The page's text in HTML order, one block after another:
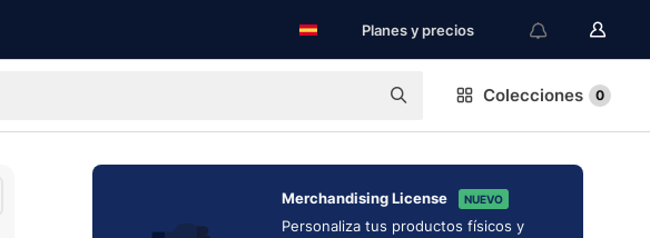
Planes y precios
Colecciones 0
Merchandising License NUEVO
Personaliza tus productos físicos y